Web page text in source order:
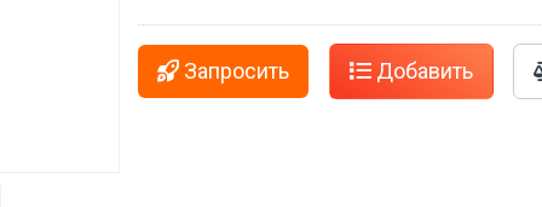
Запросить Добавить